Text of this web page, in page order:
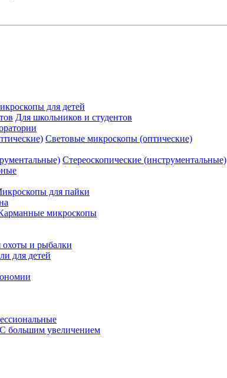
для детей
Для школьников и студентов
Световые микроскопы (оптические)
Стереоскопические (инструментальные)
для пайки
микроскопы
охоты и рыбалки
для детей
С большим увеличением